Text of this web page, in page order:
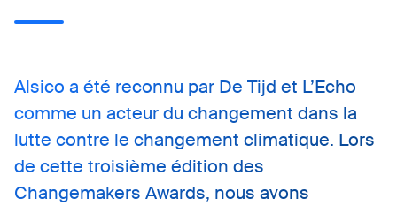
Alsico a été reconnu par De Tijd et L’Echo
comme un acteur du changement dans la
lutte contre le changement climatique. Lors
de cette troisième édition des
Changemakers Awards, nous avons